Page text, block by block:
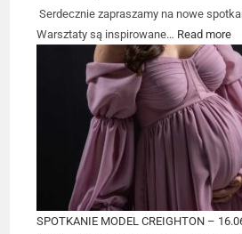
Serdecznie zapraszamy na nowe
Warsztaty są inspirowane… Read more
SPOTKANIE MODEL CREIGHTON –